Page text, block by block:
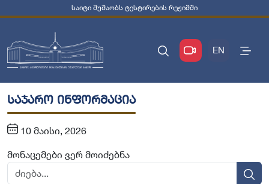
საიტი მუშაობს ტესტირების რეჟიმში
EN
საჯარო ინფორმაცია
10 მაისი, 2026
მონაცემები ვერ მოიძებნა